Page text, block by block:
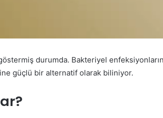
göstermiş durumda. Bakteriyel
güçlü bir alternatif olarak biliniyor.